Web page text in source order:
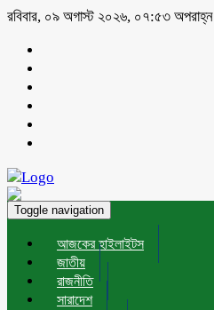
রবিবার, ০৯ অগাস্ট ২০২৬, ০৭:৫৩ অপরাহ্ন
Toggle navigation
আজকের হাইলাইটস
জাতীয়
রাজনীতি
সারাদেশ